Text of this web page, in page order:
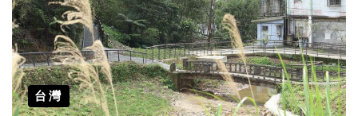
台灣